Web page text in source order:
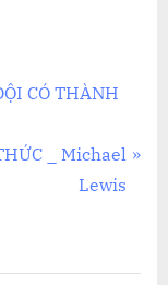
CÓ THÀNH
_ Michael
Lewis